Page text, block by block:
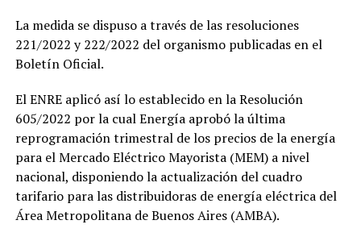
La medida se dispuso a través de las resoluciones
221/2022 y 222/2022 del organismo publicadas en el
Boletín Oficial.
El ENRE aplicó así lo establecido en la Resolución
605/2022 por la cual Energía aprobó la última
reprogramación trimestral de los precios de la energía
para el Mercado Eléctrico Mayorista (MEM) a nivel
nacional, disponiendo la actualización del cuadro
tarifario para las distribuidoras de energía eléctrica del
Área Metropolitana de Buenos Aires (AMBA).